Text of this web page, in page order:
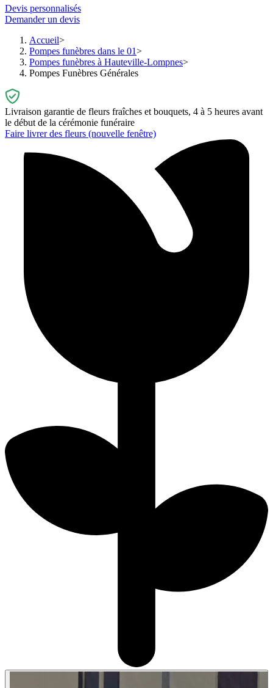
Devis personnalisés
Demander un devis
Accueil
Pompes funèbres dans le 01
Pompes funèbres à Hauteville-Lompnes
Pompes Funèbres Générales
Livraison garantie de fleurs fraîches et bouquets, 4 à 5 heures avant
le début de la cérémonie funéraire
Faire livrer des fleurs (nouvelle fenêtre)